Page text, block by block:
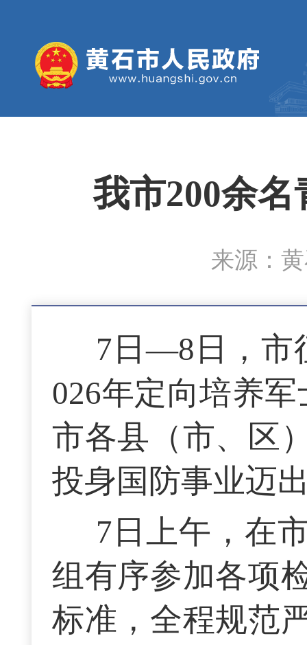
我市200余
来源：
7日—8日，市
026年定向培养
市各县（市、区
投身国防事业迈
7日上午，在
组有序参加各项
标准，全程规范